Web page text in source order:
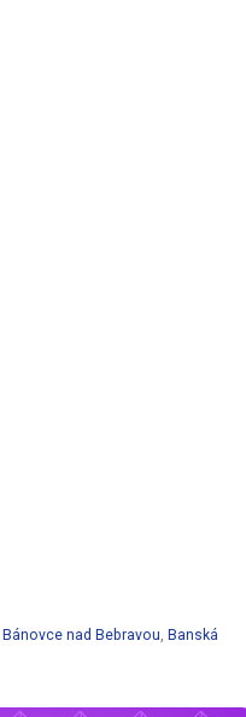
Bánovce nad Bebravou Banská